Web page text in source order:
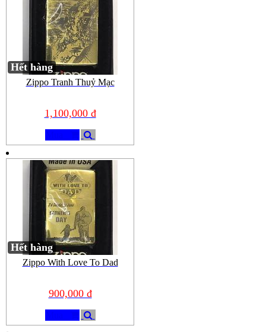
Hết hàng
Zippo Tranh Thuỷ Mạc
1,100,000 đ
Hết hàng
Zippo With Love To Dad
900,000 đ